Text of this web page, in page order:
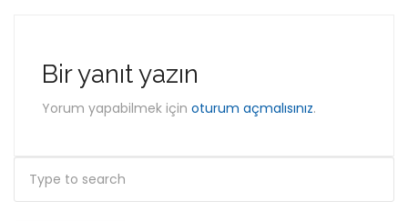
Bir yanıt yazın
Yorum yapabilmek için oturum açmalısınız.